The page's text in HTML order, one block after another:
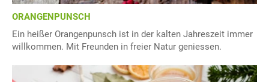
ORANGENPUNSCH
Ein heißer Orangenpunsch ist in der kalten Jahreszeit immer
willkommen. Mit Freunden in freier Natur geniessen.